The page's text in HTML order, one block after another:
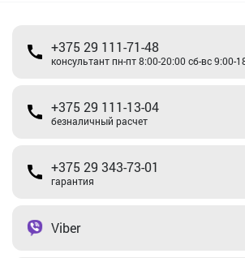
+375 29 111-71-48
консультант пн-пт 8:00-20:00 сб-вс 9:00-
+375 29 111-13-04
безналичный расчет
+375 29 343-73-01
гарантия
Viber